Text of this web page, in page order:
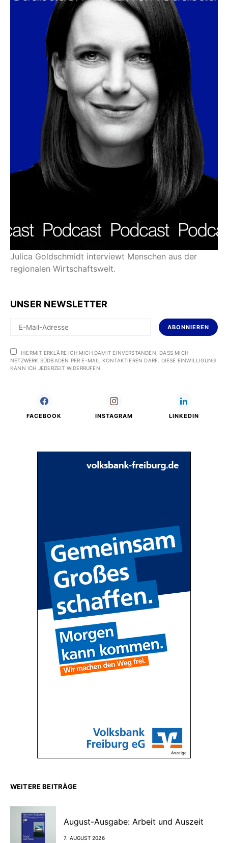
Julica Goldschmidt interviewt Menschen aus der
regionalen Wirtschaftswelt.
UNSER NEWSLETTER
ABONNIEREN
HIERMIT ERKLÄRE ICH MICH DAMIT EINVERSTANDEN, DASS MICH
NETZWERK SÜDBADEN PER E-MAIL KONTAKTIEREN DARF. DIESE EINWILLIGUNG
KANN ICH JEDERZEIT WIDERRUFEN.
FACEBOOK INSTAGRAM LINKEDIN
Anzeige
WEITERE BEITRÄGE
August-Ausgabe: Arbeit und Auszeit
7. AUGUST 2026